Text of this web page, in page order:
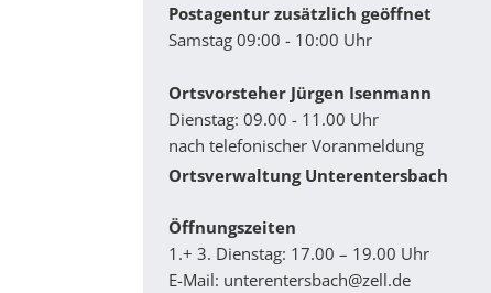
Postagentur zusätzlich geöffnet
Samstag 09:00 - 10:00 Uhr
Ortsvorsteher Jürgen Isenmann
Dienstag: 09.00 - 11.00 Uhr
nach telefonischer Voranmeldung
Ortsverwaltung Unterentersbach
Ö­ffnungszeiten
1.+ 3. Dienstag: 17.00 – 19.00 Uhr
E-Mail: unterentersbach@zell.de